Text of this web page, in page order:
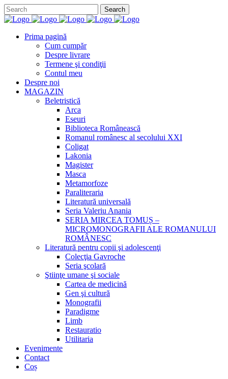
Prima pagină
Cum cumpăr
Despre livrare
Termene şi condiţii
Contul meu
Despre noi
MAGAZIN
Beletristică
Arca
Eseuri
Biblioteca Românească
Romanul românesc al secolului XXI
Coligat
Lakonia
Magister
Masca
Metamorfoze
Paraliteraria
Literatură universală
Seria Valeriu Anania
SERIA MIRCEA TOMUȘ –
MICROMONOGRAFII ALE ROMANULUI
ROMÂNESC
Literatură pentru copii şi adolescenţi
Colecţia Gavroche
Seria şcolară
Ştiinţe umane şi sociale
Cartea de medicină
Gen şi cultură
Monografii
Paradigme
Limb
Restauratio
Utilitaria
Evenimente
Contact
Coș